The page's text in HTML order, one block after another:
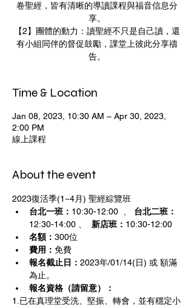
卷聖經，皆有清晰的導讀課程與福音信息分
享。
【2】團體的動力：讀聖經不只是自己讀，還
有小組同伴的督促鼓勵，課堂上彼此分享禱
告。
Time & Location
Jan 08, 2023, 10:30 AM – Apr 30, 2023,
2:00 PM
線上課程
About the event
2023復活季(1~4月) 聖經綜覽班
台北一班： 10:30-12:00  、 台北二班：
12:30-14:00 、
新店班： 10:30-12:00
名額： 300位
費用： 免費
報名截止日： 2023年/01/14(日) 或 額滿
為止。
報名資格（請留意）：
1.已在真理堂受洗、堅振、轉會，並有穩定小